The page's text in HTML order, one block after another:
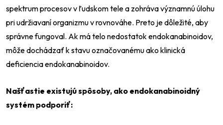
spektrum procesov v ľudskom tele a zohráva významnú úlohu
pri udržiavaní organizmu v rovnováhe. Preto je dôležité, aby
správne fungoval. Ak má telo nedostatok endokanabinoidov,
môže dochádzať k stavu označovanému ako klinická
deficiencia endokanabinoidov.
Našťastie existujú spôsoby, ako endokanabinoidný
systém podporiť: